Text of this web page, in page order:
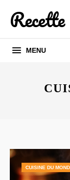
MENU
CUISINE DU